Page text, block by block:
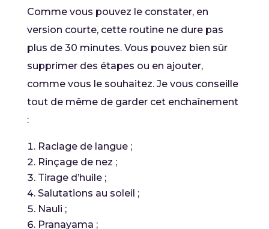
Comme vous pouvez le constater, en
version courte, cette routine ne dure pas
plus de 30 minutes. Vous pouvez bien sûr
supprimer des étapes ou en ajouter,
comme vous le souhaitez. Je vous conseille
tout de même de garder cet enchaînement
:
Raclage de langue ;
Rinçage de nez ;
Tirage d’huile ;
Salutations au soleil ;
Nauli ;
Pranayama ;